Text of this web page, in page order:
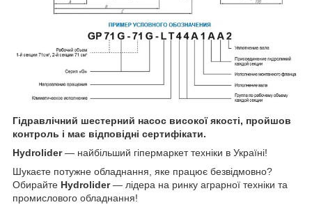
Гідравлічний шестерний насос високої якості, пройшов
контроль і має відповідні сертифікати.
Hydrolider— найбільший гіпермаркет техніки в Україні!
Шукаєте потужне обладнання, яке працює безвідмовно?
Обирайте Hydrolider— лідера на ринку аграрної техніки та
промислового обладнання!